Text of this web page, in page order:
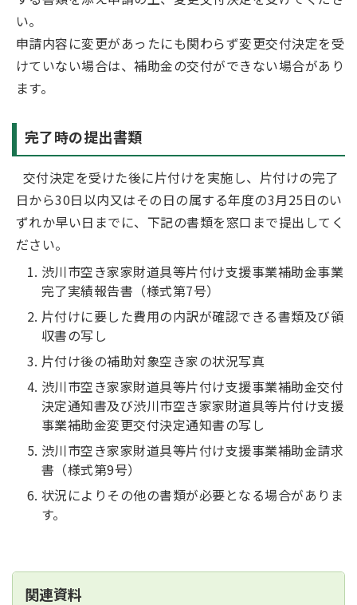
い。
申請内容に変更があったにも関わらず変更交付決定を受
けていない場合は、補助金の交付ができない場合があり
ます。
完了時の提出書類
交付決定を受けた後に片付けを実施し、片付けの完了
日から30日以内又はその日の属する年度の3月25日のい
ずれか早い日までに、下記の書類を窓口まで提出してく
ださい。
渋川市空き家家財道具等片付け支援事業補助金事業
完了実績報告書（様式第7号）
片付けに要した費用の内訳が確認できる書類及び領
収書の写し
片付け後の補助対象空き家の状況写真
渋川市空き家家財道具等片付け支援事業補助金交付
決定通知書及び渋川市空き家家財道具等片付け支援
事業補助金変更交付決定通知書の写し
渋川市空き家家財道具等片付け支援事業補助金請求
書（様式第9号）
状況によりその他の書類が必要となる場合がありま
す。
関連資料